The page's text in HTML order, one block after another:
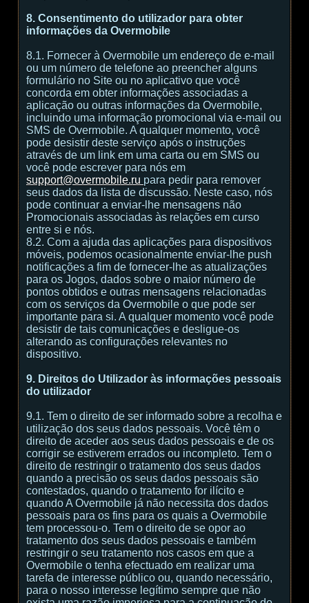
8. Consentimento do utilizador para obter
informações da Overmobile
8.1. Fornecer à Overmobile um endereço de e-mail
ou um número de telefone ao preencher alguns
formulário no Site ou no aplicativo que você
concorda em obter informações associadas a
aplicação ou outras informações da Overmobile,
incluindo uma informação promocional via e-mail ou
SMS de Overmobile. A qualquer momento, você
pode desistir deste serviço após o instruções
através de um link em uma carta ou em SMS ou
você pode escrever para nós em
support@overmobile.ru para pedir para remover
seus dados da lista de discussão. Neste caso, nós
pode continuar a enviar-lhe mensagens não
Promocionais associadas às relações em curso
entre si e nós.
8.2. Com a ajuda das aplicações para dispositivos
móveis, podemos ocasionalmente enviar-lhe push
notificações a fim de fornecer-lhe as atualizações
para os Jogos, dados sobre o maior número de
pontos obtidos e outras mensagens relacionadas
com os serviços da Overmobile o que pode ser
importante para si. A qualquer momento você pode
desistir de tais comunicações e desligue-os
alterando as configurações relevantes no
dispositivo.
9. Direitos do Utilizador às informações pessoais
do utilizador
9.1. Tem o direito de ser informado sobre a recolha e
utilização dos seus dados pessoais. Você têm o
direito de aceder aos seus dados pessoais e de os
corrigir se estiverem errados ou incompleto. Tem o
direito de restringir o tratamento dos seus dados
quando a precisão os seus dados pessoais são
contestados, quando o tratamento for ilícito e
quando A Overmobile já não necessita dos dados
pessoais para os fins para os quais a Overmobile
tem processou-o. Tem o direito de se opor ao
tratamento dos seus dados pessoais e também
restringir o seu tratamento nos casos em que a
Overmobile o tenha efectuado em realizar uma
tarefa de interesse público ou, quando necessário,
para o nosso interesse legítimo sempre que não